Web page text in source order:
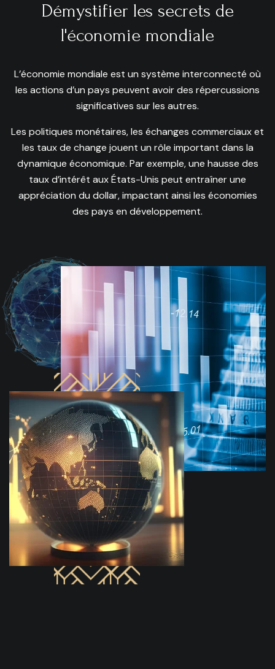
Démystifier les secrets de
l'économie mondiale
L’économie mondiale est un système interconnecté où
les actions d’un pays peuvent avoir des répercussions
significatives sur les autres.
Les politiques monétaires, les échanges commerciaux et
les taux de change jouent un rôle important dans la
dynamique économique. Par exemple, une hausse des
taux d’intérêt aux États-Unis peut entraîner une
appréciation du dollar, impactant ainsi les économies
des pays en développement.